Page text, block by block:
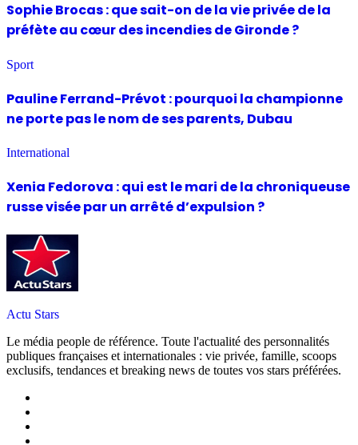
Sophie Brocas : que sait-on de la vie privée de la
préfète au cœur des incendies de Gironde ?
Sport
Pauline Ferrand-Prévot : pourquoi la championne
ne porte pas le nom de ses parents, Dubau
International
Xenia Fedorova : qui est le mari de la chroniqueuse
russe visée par un arrêté d’expulsion ?
Actu Stars
Le média people de référence. Toute l'actualité des personnalités
publiques françaises et internationales : vie privée, famille, scoops
exclusifs, tendances et breaking news de toutes vos stars préférées.